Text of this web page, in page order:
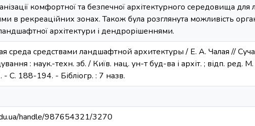
комфортної та безпечної архітектурного середовища
в рекреаційних зонах. Також була розглянута можливість
архітектури і дендрорішеннями.
среда средствами ландшафтной архитектуры / Е. А. Чалая //
: наук.-техн. зб. / Київ. нац. ун-т буд-ва і архіт. ; відп. ред.
188-194. - Бібліогр. : 7 назв.
handle/987654321/3270